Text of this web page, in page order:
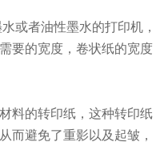
或者油性墨水的打印机，
要的宽度，卷状纸的宽度
料的转印纸，这种转印纸
而避免了重影以及起皱，